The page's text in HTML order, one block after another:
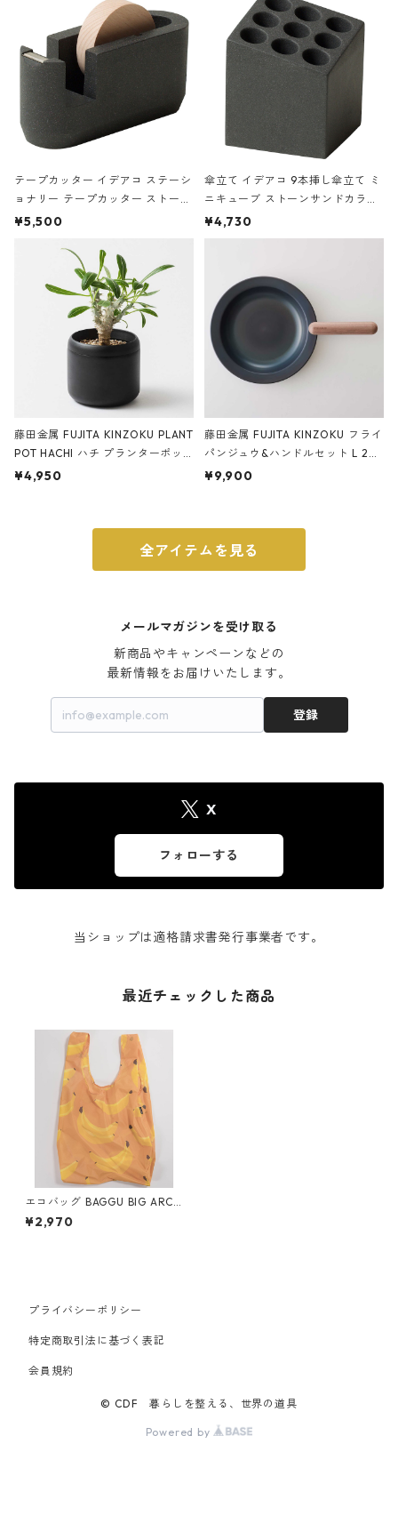
テープカッター イデアコ ステーシ
ョナリー テープカッター ストーン
サンドカラー 石調 ideaco Station
¥5,500
傘立て イデアコ 9本挿し傘立て ミ
ニキューブ ストーンサンドカラー
石調 ideaco Umbrella Stand CUB
E ストーンサンドブラック
¥4,730
藤田金属 FUJITA KINZOKU PLANT
POT HACHI ハチ プランターポッ
ト 3号 ブラック
¥4,950
藤田金属 FUJITA KINZOKU フライ
パンジュウ&ハンドルセット L 24c
m ガス火・IH対応 鉄フライパン
¥9,900
全アイテムを見る
メールマガジンを受け取る
新商品やキャンペーンなどの
最新情報をお届けいたします。
登録
X
フォローする
当ショップは適格請求書発行事業者です。
最近チェックした商品
エコバッグ BAGGU BIG ARCH
IVE ビッグバグゥ バグー バナ
ナ
¥2,970
プライバシーポリシー
特定商取引法に基づく表記
会員規約
© CDF 暮らしを整える、世界の道具
Powered by